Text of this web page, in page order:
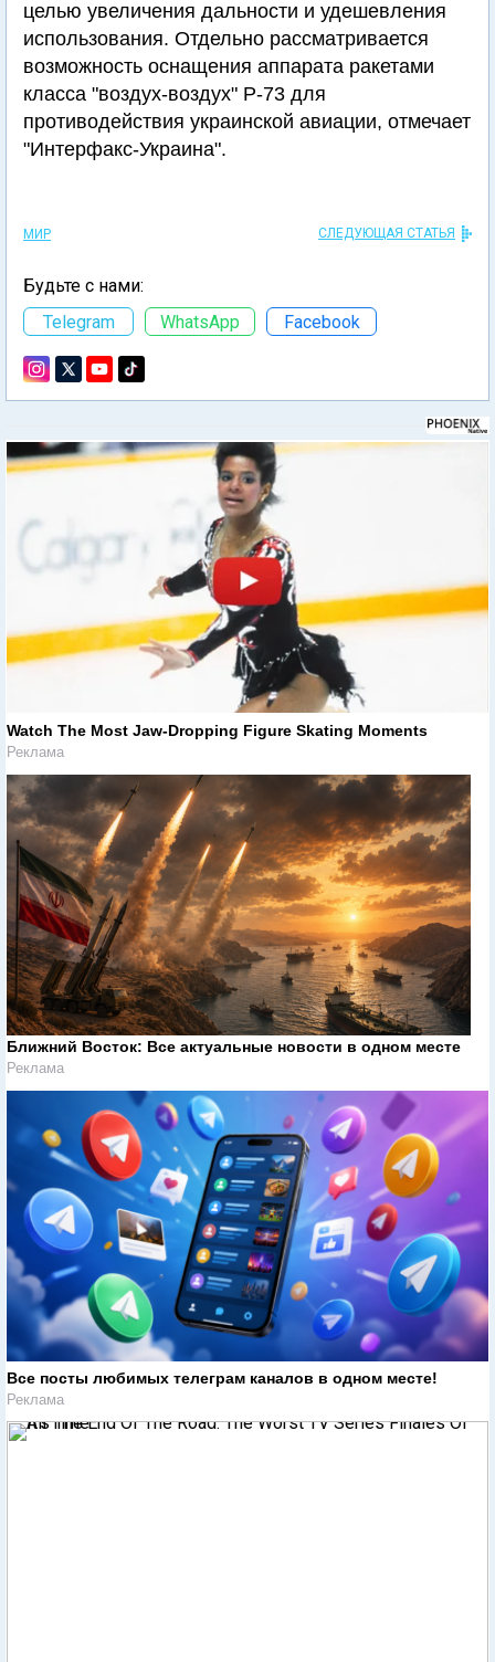
целью увеличения дальности и удешевления
использования. Отдельно рассматривается
возможность оснащения аппарата ракетами
класса "воздух-воздух" Р-73 для
противодействия украинской авиации, отмечает
"Интерфакс-Украина".
МИР СЛЕДУЮЩАЯ СТАТЬЯ
Будьте с нами:
Telegram
WhatsApp Facebook
Watch The Most Jaw‑Dropping Figure Skating Moments
Реклама
Ближний Восток: Все актуальные новости в одном месте
Реклама
Все посты любимых телеграм каналов в одном месте!
Реклама